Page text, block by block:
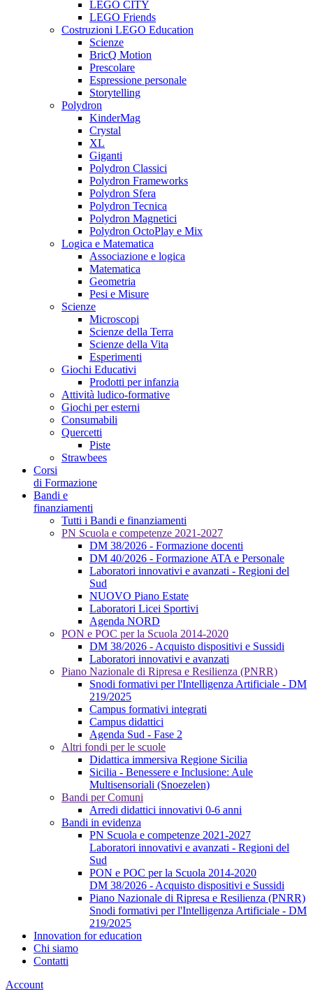
LEGO CITY
LEGO Friends
Costruzioni LEGO Education
Scienze
BricQ Motion
Prescolare
Espressione personale
Storytelling
Polydron
KinderMag
Crystal
XL
Giganti
Polydron Classici
Polydron Frameworks
Polydron Sfera
Polydron Tecnica
Polydron Magnetici
Polydron OctoPlay e Mix
Logica e Matematica
Associazione e logica
Matematica
Geometria
Pesi e Misure
Scienze
Microscopi
Scienze della Terra
Scienze della Vita
Esperimenti
Giochi Educativi
Prodotti per infanzia
Attività ludico-formative
Giochi per esterni
Consumabili
Quercetti
Piste
Strawbees
Corsi
di Formazione
Bandi e
finanziamenti
Tutti i Bandi e finanziamenti
PN Scuola e competenze 2021-2027
DM 38/2026 - Formazione docenti
DM 40/2026 - Formazione ATA e Personale
Laboratori innovativi e avanzati - Regioni del
Sud
NUOVO Piano Estate
Laboratori Licei Sportivi
Agenda NORD
PON e POC per la Scuola 2014-2020
DM 38/2026 - Acquisto dispositivi e Sussidi
Laboratori innovativi e avanzati
Piano Nazionale di Ripresa e Resilienza (PNRR)
Snodi formativi per l'Intelligenza Artificiale - DM
219/2025
Campus formativi integrati
Campus didattici
Agenda Sud - Fase 2
Altri fondi per le scuole
Didattica immersiva Regione Sicilia
Sicilia - Benessere e Inclusione: Aule
Multisensoriali (Snoezelen)
Bandi per Comuni
Arredi didattici innovativi 0-6 anni
Bandi in evidenza
PN Scuola e competenze 2021-2027
Laboratori innovativi e avanzati - Regioni del
Sud
PON e POC per la Scuola 2014-2020
DM 38/2026 - Acquisto dispositivi e Sussidi
Piano Nazionale di Ripresa e Resilienza (PNRR)
Snodi formativi per l'Intelligenza Artificiale - DM
219/2025
Innovation for education
Chi siamo
Contatti
Account